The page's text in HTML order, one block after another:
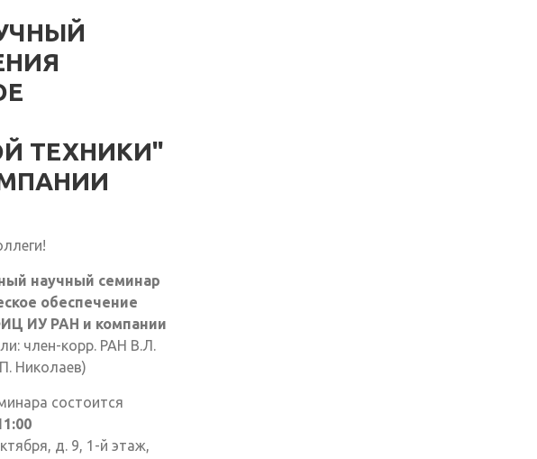
ТЕХНИКИ"
научный семинар
обеспечение
ИУ РАН и компании
член-корр. РАН В.Л.
Николаев)
состоится
д. 9, 1-й этаж,